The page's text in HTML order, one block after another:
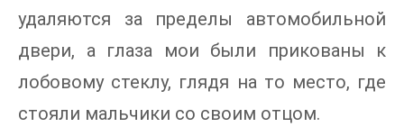
удаляются за пределы автомобильной
двери, а глаза мои были прикованы к
лобовому стеклу, глядя на то место, где
стояли мальчики со своим отцом.